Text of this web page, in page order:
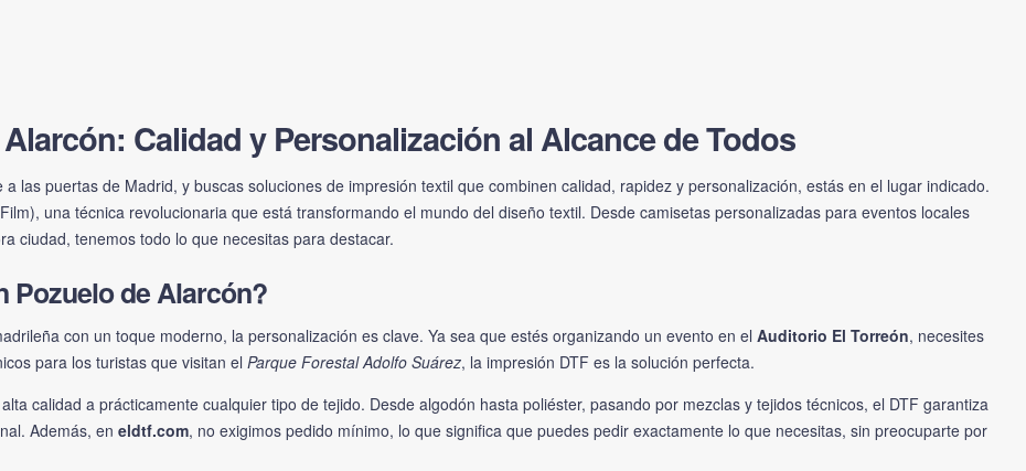
Calidad y Personalización al Alcance de Todos
las puertas de Madrid, y buscas soluciones de impresión textil que combinen calidad, rapidez y personalización, estás en el lugar indicado.
una técnica revolucionaria que está transformando el mundo del diseño textil. Desde camisetas personalizadas para eventos locales
ciudad, tenemos todo lo que necesitas para destacar.
Pozuelo de Alarcón?
con un toque moderno, la personalización es clave. Ya sea que estés organizando un evento en el Auditorio El Torreón, necesites
para los turistas que visitan el Parque Forestal Adolfo Suárez, la impresión DTF es la solución perfecta.
calidad a prácticamente cualquier tipo de tejido. Desde algodón hasta poliéster, pasando por mezclas y tejidos técnicos, el DTF garantiza
Además, en eldtf.com, no exigimos pedido mínimo, lo que significa que puedes pedir exactamente lo que necesitas, sin preocuparte por